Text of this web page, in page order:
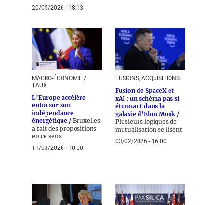
20/05/2026 - 18:13
MACRO-ÉCONOMIE /
TAUX
L’Europe accélère
enfin sur son
indépendance
énergétique / Bruxelles
a fait des propositions
en ce sens
11/03/2026 - 10:00
FUSIONS, ACQUISITIONS
Fusion de SpaceX et
xAI : un schéma pas si
étonnant dans la
galaxie d’Elon Musk /
Plusieurs logiques de
mutualisation se lisent
03/02/2026 - 16:00